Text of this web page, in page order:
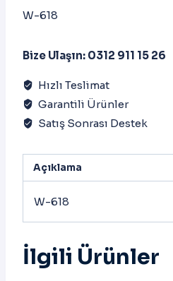
W-618
Bize Ulaşın: 0312 911 15 26
Hızlı Teslimat
Garantili Ürünler
Satış Sonrası Destek
Açıklama
W-618
İlgili Ürünler